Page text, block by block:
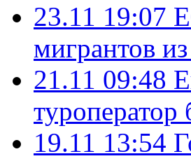
23.11 19:07
мигрантов
21.11 09:48
туроператор
19.11 13:54